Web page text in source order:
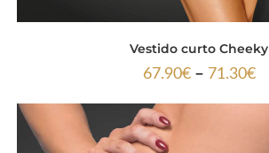
Vestido curto Cheeky
67.90€ – 71.30€